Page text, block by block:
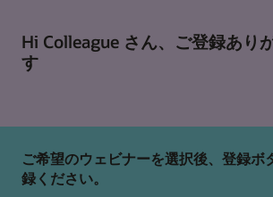
Hi Colleague さん、ご登録あり
す
ご希望のウェビナーを選択後、登録ボ
録ください。